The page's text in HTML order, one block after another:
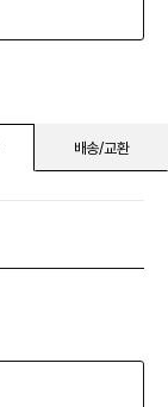
배송/교환